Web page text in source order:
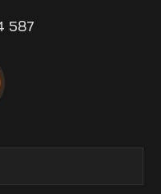
587